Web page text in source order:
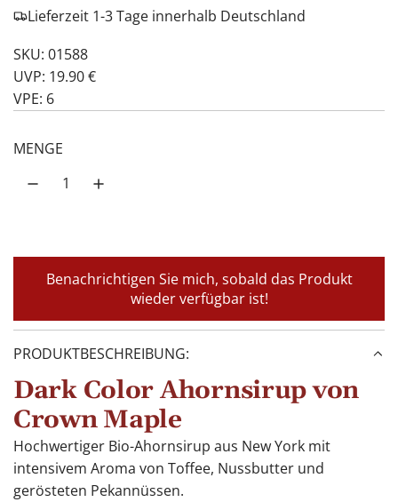
Lieferzeit 1-3 Tage innerhalb Deutschland
SKU: 01588
UVP: 19.90 €
VPE: 6
MENGE
Benachrichtigen Sie mich, sobald das Produkt
wieder verfügbar ist!
PRODUKTBESCHREIBUNG:
Dark Color Ahornsirup von
Crown Maple
Hochwertiger Bio-Ahornsirup aus New York mit
intensivem Aroma von Toffee, Nussbutter und
gerösteten Pekannüssen.